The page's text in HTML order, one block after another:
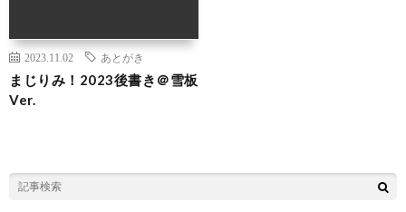
2023.11.02 あとがき
まじりみ！2023後書き＠雪板
Ver.